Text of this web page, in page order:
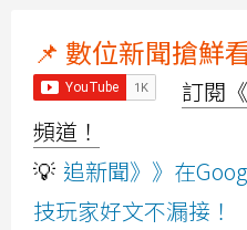
📌 數位新聞搶鮮
訂閱
頻道！
💡 追新聞》》在
技玩家好文不漏接！